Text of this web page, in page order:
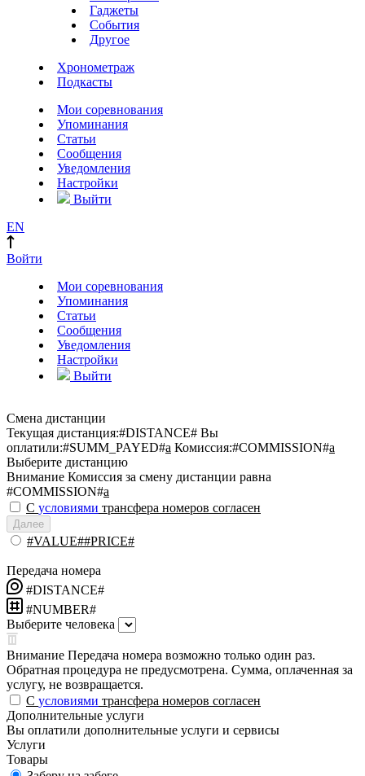
Гаджеты
События
Другое
Хронометраж
Подкасты
Мои соревнования
Упоминания
Статьи
Сообщения
Уведомления
Настройки
Выйти
EN
Войти
Мои соревнования
Упоминания
Статьи
Сообщения
Уведомления
Настройки
Выйти
Смена дистанции
Текущая дистанция:#DISTANCE# Вы
оплатили:#SUMM_PAYED#a Комиссия:#COMMISSION#a
Выберите дистанцию
Внимание Комиссия за смену дистанции равна
#COMMISSION#a
С условиями трансфера номеров согласен
Далее
#VALUE##PRICE#
Передача номера
#DISTANCE#
#NUMBER#
Выберите человека
Внимание Передача номера возможно только один раз.
Обратная процедура не предусмотрена. Сумма, оплаченная за
услугу, не возвращается.
С условиями трансфера номеров согласен
Дополнительные услуги
Вы оплатили дополнительные услуги и сервисы
Услуги
Товары